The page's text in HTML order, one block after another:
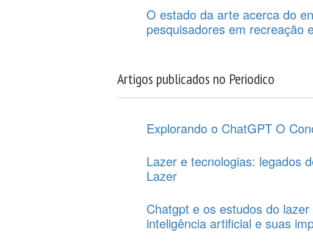
O estado da arte acerca do
pesquisadores em recreação
Artigos publicados no Periodico
Explorando o ChatGPT O
Lazer e tecnologias: legados
Lazer
Chatgpt e os estudos do
inteligência artificial e suas